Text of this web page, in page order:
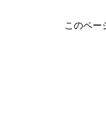
このペー